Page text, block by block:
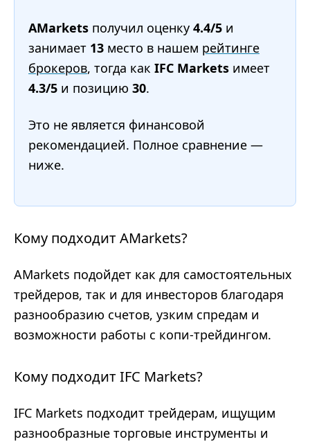
AMarkets получил оценку 4.4/5 и
занимает 13 место в нашем рейтинге
брокеров, тогда как IFC Markets имеет
4.3/5 и позицию 30.
Это не является финансовой
рекомендацией. Полное сравнение —
ниже.
Кому подходит AMarkets?
AMarkets подойдет как для самостоятельных
трейдеров, так и для инвесторов благодаря
разнообразию счетов, узким спредам и
возможности работы с копи-трейдингом.
Кому подходит IFC Markets?
IFC Markets подходит трейдерам, ищущим
разнообразные торговые инструменты и